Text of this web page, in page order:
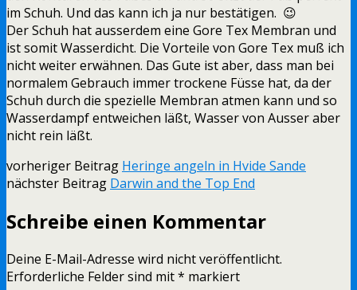
im Schuh. Und das kann ich ja nur bestätigen. 😉
Der Schuh hat ausserdem eine Gore Tex Membran und
ist somit Wasserdicht. Die Vorteile von Gore Tex muß ich
nicht weiter erwähnen. Das Gute ist aber, dass man bei
normalem Gebrauch immer trockene Füsse hat, da der
Schuh durch die spezielle Membran atmen kann und so
Wasserdampf entweichen läßt, Wasser von Ausser aber
nicht rein läßt.
vorheriger Beitrag Heringe angeln in Hvide Sande
nächster Beitrag Darwin and the Top End
Schreibe einen Kommentar
Deine E-Mail-Adresse wird nicht veröffentlicht.
Erforderliche Felder sind mit* markiert